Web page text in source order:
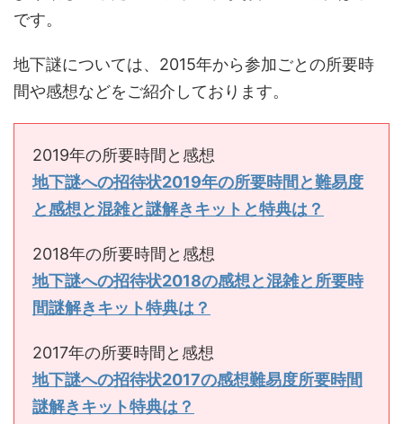
です。
地下謎については、2015年から参加ごとの所要時
間や感想などをご紹介しております。
2019年の所要時間と感想
地下謎への招待状2019年の所要時間と難易度
と感想と混雑と謎解きキットと特典は？
2018年の所要時間と感想
地下謎への招待状2018の感想と混雑と所要時
間謎解きキット特典は？
2017年の所要時間と感想
地下謎への招待状2017の感想難易度所要時間
謎解きキット特典は？